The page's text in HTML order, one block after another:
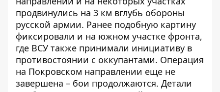
продвинулись на 3 км вглубь обороны
русской армии. Ранее подобную картину
фиксировали и на южном участке фронта,
где ВСУ также принимали инициативу в
противостоянии с оккупантами. Операция
на Покровском направлении еще не
завершена – бои продолжаются. Детали